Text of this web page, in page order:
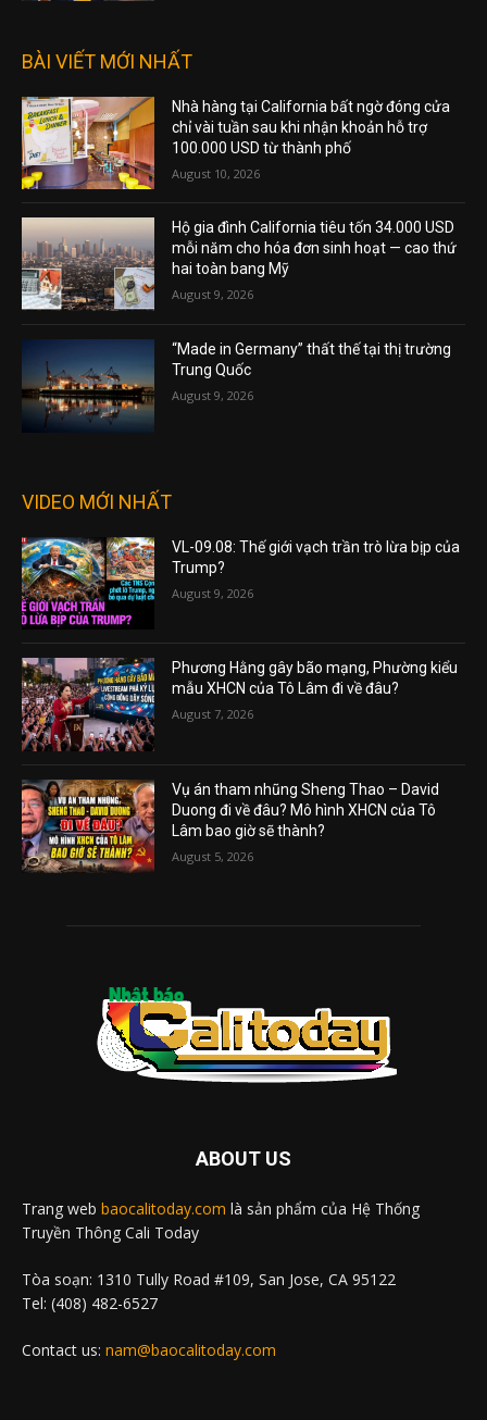
BÀI VIẾT MỚI NHẤT
Nhà hàng tại California bất ngờ đóng cửa
chỉ vài tuần sau khi nhận khoản hỗ trợ
100.000 USD từ thành phố
August 10, 2026
Hộ gia đình California tiêu tốn 34.000 USD
mỗi năm cho hóa đơn sinh hoạt — cao thứ
hai toàn bang Mỹ
August 9, 2026
“Made in Germany” thất thế tại thị trường
Trung Quốc
August 9, 2026
VIDEO MỚI NHẤT
VL-09.08: Thế giới vạch trần trò lừa bịp của
Trump?
August 9, 2026
Phương Hằng gây bão mạng, Phường kiểu
mẫu XHCN của Tô Lâm đi về đâu?
August 7, 2026
Vụ án tham nhũng Sheng Thao – David
Duong đi về đâu? Mô hình XHCN của Tô
Lâm bao giờ sẽ thành?
August 5, 2026
ABOUT US
Trang web baocalitoday.com là sản phẩm của Hệ Thống
Truyền Thông Cali Today
Tòa soạn: 1310 Tully Road #109, San Jose, CA 95122
Tel: (408) 482-6527
Contact us: nam@baocalitoday.com